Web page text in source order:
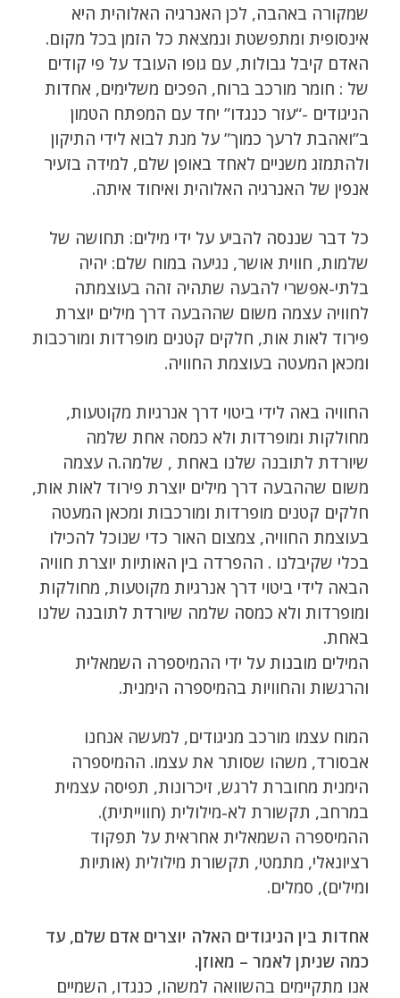
שמקורה באהבה, לכן האנרגיה האלוהית היא
אינסופית ומתפשטת ונמצאת כל הזמן בכל מקום.
האדם קיבל גבולות, עם גופו העובד על פי קודים
של : חומר מורכב ברוח, הפכים משלימים, אחדות
הניגודים -“עזר כנגדו” יחד עם המפתח הטמון
ב”ואהבת לרעך כמוך” על מנת לבוא לידי התיקון
ולהתמזג משניים לאחד באופן שלם, למידה בזעיר
אנפין של האנרגיה האלוהית ואיחוד איתה.
כל דבר שננסה להביע על ידי מילים: תחושה של
שלמות, חווית אושר, נגיעה במוח שלם: יהיה
בלתי-אפשרי להבעה שתהיה זהה בעוצמתה
לחוויה עצמה משום שההבעה דרך מילים יוצרת
פירוד לאות אות, חלקים קטנים מופרדות ומורכבות
ומכאן המעטה בעוצמת החוויה.
החוויה באה לידי ביטוי דרך אנרגיות מקוטעות,
מחולקות ומופרדות ולא כמסה אחת שלמה
שיורדת לתובנה שלנו באחת , שלמה.ה עצמה
משום שההבעה דרך מילים יוצרת פירוד לאות אות,
חלקים קטנים מופרדות ומורכבות ומכאן המעטה
בעוצמת החוויה, צמצום האור כדי שנוכל להכילו
בכלי שקיבלנו . ההפרדה בין האותיות יוצרת חוויה
הבאה לידי ביטוי דרך אנרגיות מקוטעות, מחולקות
ומופרדות ולא כמסה שלמה שיורדת לתובנה שלנו
באחת.
המילים מובנות על ידי ההמיספרה השמאלית
והרגשות והחוויות בהמיספרה הימנית.
המוח עצמו מורכב מניגודים, למעשה אנחנו
אבסורד, משהו שסותר את עצמו. ההמיספרה
הימנית מחוברת לרגש, זיכרונות, תפיסה עצמית
במרחב, תקשורת לא-מילולית (חווייתית).
ההמיספרה השמאלית אחראית על תפקוד
רציונאלי, מתמטי, תקשורת מילולית (אותיות
ומילים), סמלים.
אחדות בין הניגודים האלה יוצרים אדם שלם, עד
כמה שניתן לאמר – מאוזן.
אנו מתקיימים בהשוואה למשהו, כנגדו, השמיים